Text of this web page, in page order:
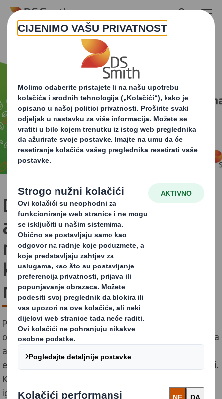
Skip to main content
DS Smithov vodič za
ambalažna rješenja
namijenjena e-trgovini,
koja se mogu 100%
reciklirati
Prema provedenim istraživanjima, čak 41% europskih
online potrošača smatra kako je važno da se isporučena
ambalaža može reciklirati. Uz sve veće zahtjeve
ekološki osviještenih potrošača, rastu i ekološki izazovi.
Korištenje ekološki prihvatljivih ambalažnih materijala
igra bitnu ulogu u tome.